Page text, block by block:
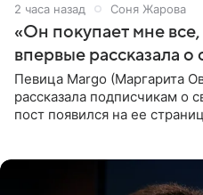
2 часа назад Соня Жарова
«Он покупает мне все,
впервые рассказала
Певица Margo (Маргарита
рассказала подписчикам о
пост появился на ее